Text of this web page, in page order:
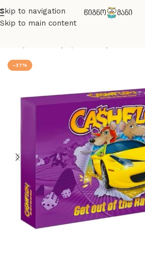
Skip to navigation
Skip to main content
-37%